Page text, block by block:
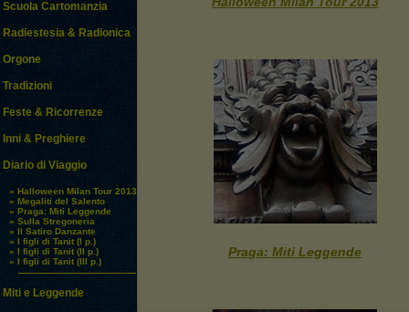
Scuola Cartomanzia
Radiestesia & Radionica
Orgone
Tradizioni
Feste & Ricorrenze
Inni & Preghiere
Diario di Viaggio
» Halloween Milan Tour 2013
» Megaliti del Salento
» Praga: Miti Leggende
» Sulla Stregoneria
» Il Satiro Danzante
» I figli di Tanit (I p.)
» I figli di Tanit (II p.)
» I figli di Tanit (III p.)
Miti e Leggende
Praga: Miti Leggende